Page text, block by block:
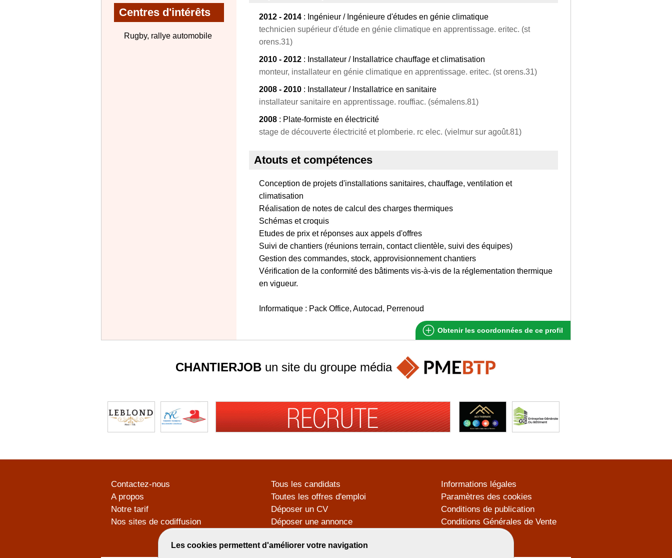
Centres d'intérêts
Rugby, rallye automobile
2012 - 2014 : Ingénieur / Ingénieure d'études en génie climatique
technicien supérieur d'étude en génie climatique en apprentissage. eritec. (st
orens.31)
2010 - 2012 : Installateur / Installatrice chauffage et climatisation
monteur, installateur en génie climatique en apprentissage. eritec. (st orens.31)
2008 - 2010 : Installateur / Installatrice en sanitaire
installateur sanitaire en apprentissage. rouffiac. (sémalens.81)
2008 : Plate-formiste en électricité
stage de découverte électricité et plomberie. rc elec. (vielmur sur agoût.81)
Atouts et compétences
Conception de projets d'installations sanitaires, chauffage, ventilation et
climatisation
Réalisation de notes de calcul des charges thermiques
Schémas et croquis
Etudes de prix et réponses aux appels d'offres
Suivi de chantiers (réunions terrain, contact clientèle, suivi des équipes)
Gestion des commandes, stock, approvisionnement chantiers
Vérification de la conformité des bâtiments vis-à-vis de la réglementation thermique
en vigueur.
Informatique : Pack Office, Autocad, Perrenoud
Obtenir les coordonnées de ce profil
Les cookies permettent d'améliorer votre navigation
CHANTIERJOBun site du groupe média
Contactez-nous
A propos
Notre tarif
Nos sites de codiffusion
Tous les candidats
Toutes les offres d'emploi
Déposer un CV
Déposer une annonce
Informations légales
Paramètres des cookies
Conditions de publication
Conditions Générales de Vente